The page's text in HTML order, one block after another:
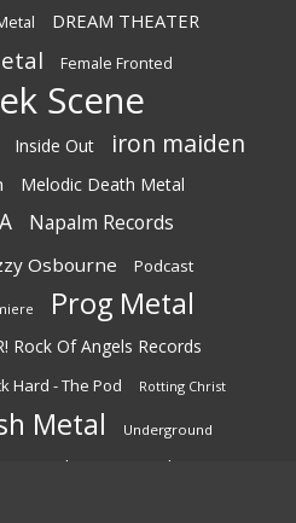
DREAM THEATER
Female Fronted
Scene
Inside Out iron maiden
Melodic Death Metal
Napalm Records
Osbourne Podcast
Prog Metal
Rock Of Angels Records
Hard - The Pod Rotting Christ
Metal Underground
Heavy Metal